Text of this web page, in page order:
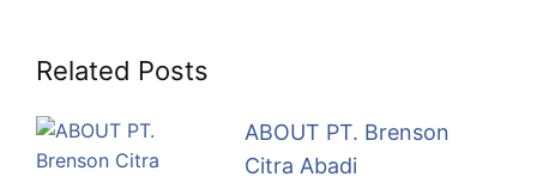
Related Posts
ABOUT PT. Brenson
Citra Abadi